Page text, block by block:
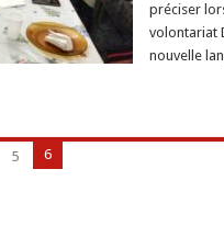
préciser
volontariat
nouvelle
5 6